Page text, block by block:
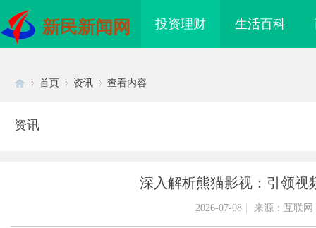
新民新闻网 投资理财 生活百科
首页 资讯 查看内容
资讯
深入解析熊猫影视：引领视
2026-07-08 来源：互联网